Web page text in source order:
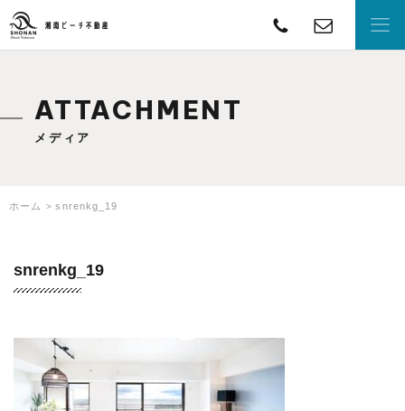
湘南ビーチ不動産
ATTACHMENT
メディア
ホーム snrenkg_19
snrenkg_19